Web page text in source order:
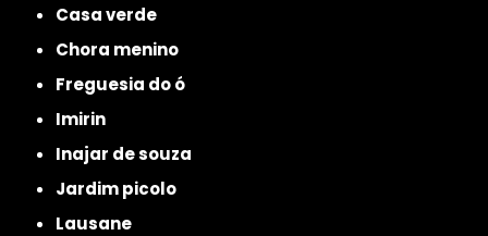
casa verde
chora menino
freguesia do ó
imirin
inajar de souza
jardim picolo
lausane